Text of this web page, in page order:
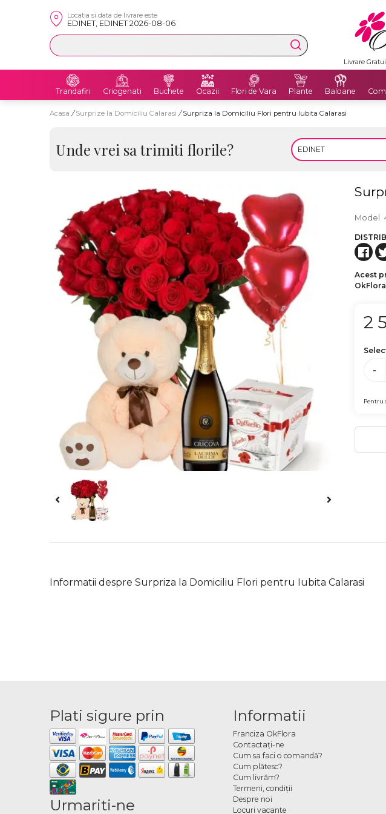
Locatia si data de livrare este
EDINET, EDINET 2026-08-06
Livrare
Trandafiri Criogenati Buchete Ocazii Flori de Vara Plante Baloane
Acasa / Surprize la Domiciliu Calarasi / Surpriza la Domiciliu Flori pentru Iubita Calarasi
Unde vrei sa trimiti florile?
Model
Acest
2
-
Pentru
Informatii despre Surpriza la Domiciliu Flori pentru Iubita Calarasi
Plati sigure prin
Urmariti-ne
Informatii
Franciza OkFlora
Contactaţi-ne
Cum sa faci o comandă?
Cum plătesc?
Cum livrăm?
Termeni, condiţii
Despre noi
Locuri vacante